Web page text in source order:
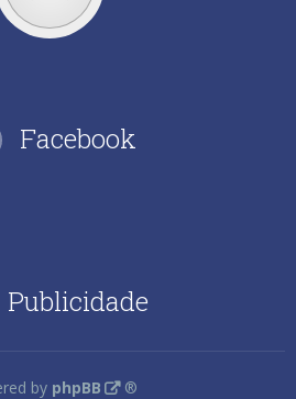
Facebook
Publicidade
by phpBB ®